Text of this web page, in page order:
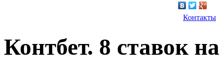
Контакты
Контбет. 8 ставок